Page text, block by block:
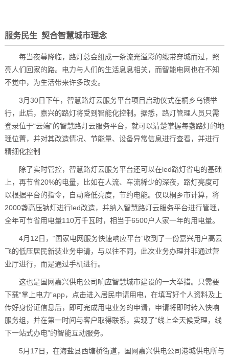
服务民生 契合智慧城市理念
每当夜幕降临，路灯总会组成一条流光溢彩的缎带穿城而过，照
亮人们回家的路。电力与人们的生活息息相关，而智能电网也在不知
不觉中，为生活带来许多改变。
3月30日下午，智慧路灯云服务平台项目启动仪式在桐乡乌镇举
行，此后，嘉兴的路灯将受到智能化控制。据悉，路灯管理人员只需
登录位于“云端”的智慧路灯云服务平台，就可以清楚掌握每盏路灯的地
理位置，并对其改造情况、节能量、设备异常信息进行查看，并进行
精细化控制
除了实时管控，智慧路灯云服务平台还可以在led路灯省电的基础
上，再节省20%的电量，比如在人流、车流稀少的深夜，路灯亮度可
以根据平台的指令，自动降低亮度，节约电能。仅以桐乡市计算，将
2000盏高压钠灯进行led改造，并纳入智慧路灯云服务平台进行管理，
全年可节省用电量110万千瓦时，相当于6500户人家一年的用电量。
4月12日，“国家电网服务快速响应平台”收到了一份嘉兴用户高云
飞的低压居民新装业务申请，与以往不同，此次业务办理并非通过营
业厅进行，而是通过手机进行。
这也是国网嘉兴供电公司响应智慧城市建设的一大举措。只需要
下载“掌上电力”app，点击进入居民申请用电，在填写好个人资料及上
传好身份证信息后，即可完成用电业务的申请，申请将即时转入快响
服务组，并在第一时间与客户取得联系，实现了“线上全天候受理，线
下一站式办电”的智能互动服务。
5月17日，在海盐县西塘桥街道，国网嘉兴供电公司港城供电所与